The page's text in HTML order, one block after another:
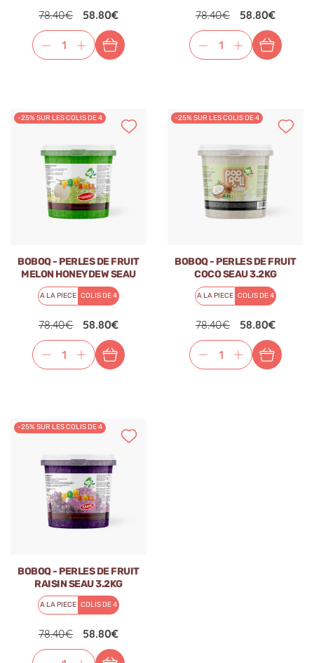
78.40€ 58.80€ 78.40€ 58.80€
-25% SUR LES COLIS DE 4
BOBOQ - PERLES DE FRUIT
MELON HONEYDEW SEAU
3.2KG
A LA PIECE COLIS DE 4
78.40€ 58.80€
-25% SUR LES COLIS DE 4
BOBOQ - PERLES DE FRUIT
COCO SEAU 3.2KG
A LA PIECE COLIS DE 4
78.40€ 58.80€
-25% SUR LES COLIS DE 4
BOBOQ - PERLES DE FRUIT
RAISIN SEAU 3.2KG
A LA PIECE COLIS DE 4
78.40€ 58.80€